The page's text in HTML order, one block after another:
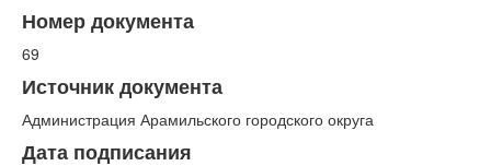
Номер документа
69
Источник документа
Администрация Арамильского городского округа
Дата подписания